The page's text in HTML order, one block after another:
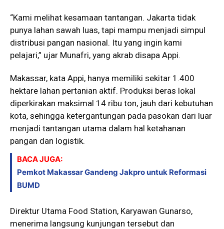
“Kami melihat kesamaan tantangan. Jakarta tidak
punya lahan sawah luas, tapi mampu menjadi simpul
distribusi pangan nasional. Itu yang ingin kami
pelajari,” ujar Munafri, yang akrab disapa Appi.
Makassar, kata Appi, hanya memiliki sekitar 1.400
hektare lahan pertanian aktif. Produksi beras lokal
diperkirakan maksimal 14 ribu ton, jauh dari kebutuhan
kota, sehingga ketergantungan pada pasokan dari luar
menjadi tantangan utama dalam hal ketahanan
pangan dan logistik.
BACA JUGA:
Pemkot Makassar Gandeng Jakpro untuk Reformasi
BUMD
Direktur Utama Food Station, Karyawan Gunarso,
menerima langsung kunjungan tersebut dan